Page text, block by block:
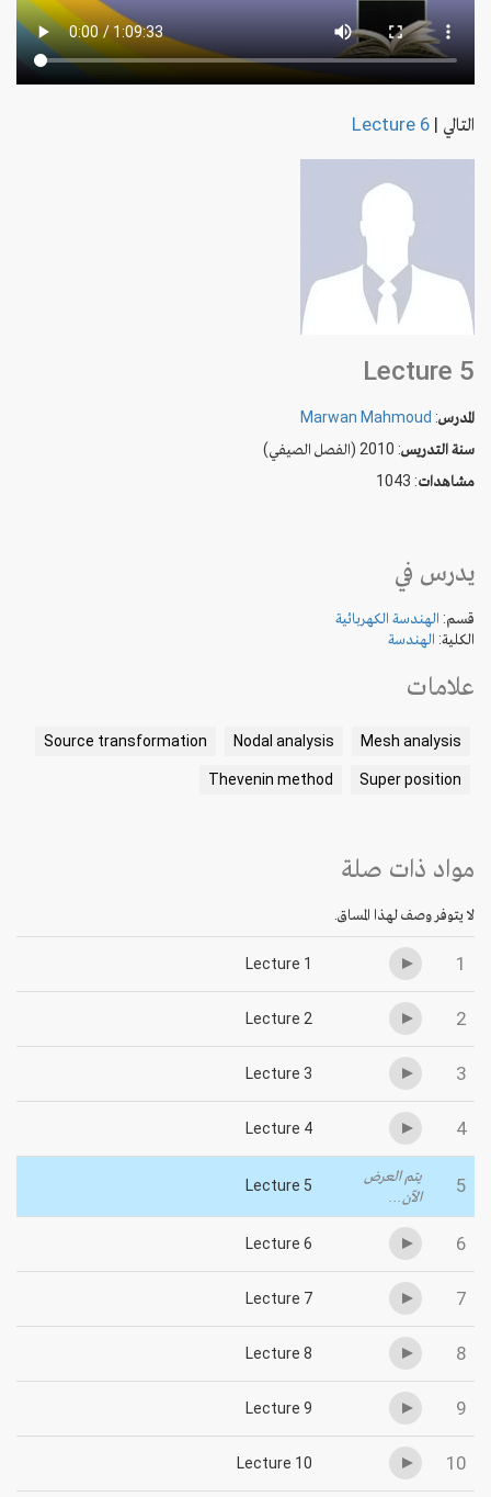
التالي |
Lecture 6
Lecture 5
المدرس:
Marwan Mahmoud
سنة التدريس: 2010 (الفصل الصيفي)
مشاهدات: 1043
يدرس في
قسم: الهندسة الكهربائية
الكلية: الهندسة
علامات
Mesh analysis
Nodal analysis
Source transformation
Super position
Thevenin method
مواد ذات صلة
لا يتوفر وصف لهذا المساق.
1
Lecture 1
2
Lecture 2
3
Lecture 3
4
Lecture 4
5
يتم العرض
الآن...
Lecture 5
6
Lecture 6
7
Lecture 7
8
Lecture 8
9
Lecture 9
10
Lecture 10